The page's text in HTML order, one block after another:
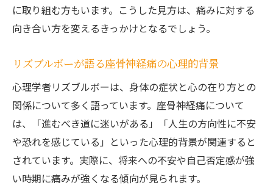
に取り組む方もいます。こうした見方は、痛みに対する
向き合い方を変えるきっかけとなるでしょう。
リズブルボーが語る座骨神経痛の心理的背景
心理学者リズブルボーは、身体の症状と心の在り方との
関係について多く語っています。座骨神経痛について
は、「進むべき道に迷いがある」「人生の方向性に不安
や恐れを感じている」といった心理的背景が関連すると
されています。実際に、将来への不安や自己否定感が強
い時期に痛みが強くなる傾向が見られます。